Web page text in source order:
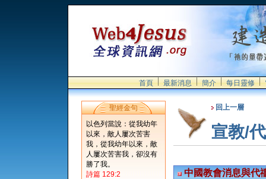
首頁 最新消息 簡介 每日靈修
聖經金句
以色列當說：從我幼年
以來，敵人屢次苦害
我，從我幼年以來，敵
人屢次苦害我，卻沒有
勝了我。
詩篇 129:2
回上一層
宣教/
中國教會消息與代